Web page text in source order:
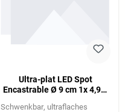
Ultra-plat LED Spot
Encastrable Ø 9 cm 1x 4,9W
Schwenkbar ultraflaches